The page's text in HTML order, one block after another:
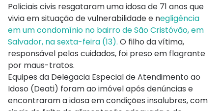
Policiais civis resgataram uma idosa de 71 anos que
vivia em situação de vulnerabilidade e negligência
em um condomínio no bairro de São Cristóvão, em
Salvador, na sexta-feira (13). O filho da vítima,
responsável pelos cuidados, foi preso em flagrante
por maus-tratos.
Equipes da Delegacia Especial de Atendimento ao
Idoso (Deati) foram ao imóvel após denúncias e
encontraram a idosa em condições insalubres, com